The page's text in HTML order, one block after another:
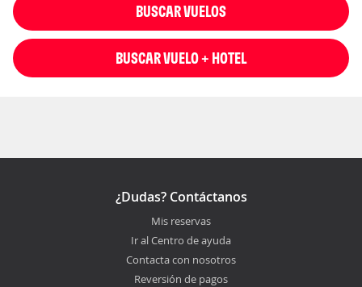
BUSCAR VUELOS
BUSCAR VUELO + HOTEL
¿Dudas? Contáctanos
Mis reservas
Ir al Centro de ayuda
Contacta con nosotros
Reversión de pagos